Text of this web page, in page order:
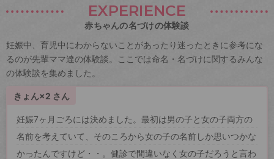
EXPERIENCE
赤ちゃんの名づけの体験談
妊娠中、育児中にわからないことがあったり迷ったときに参考にな
るのが先輩ママ達の体験談。ここでは命名・名づけに関するみんな
の体験談を集めました。
きょん×2 さん
妊娠7ヶ月ごろには決めました。最初は男の子と女の子両方の
名前を考えていて、そのころから女の子の名前しか思いつかな
かったんですけど・・。健診で間違いなく女の子だろうと言わ